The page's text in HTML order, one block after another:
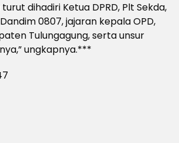
dihadiri Ketua DPRD, Plt Sekda,
0807, jajaran kepala OPD,
Tulungagung, serta unsur
ungkapnya.***